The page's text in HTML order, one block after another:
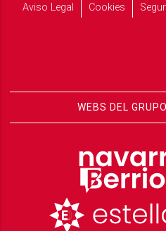
Aviso Legal
Cookies
WEBS DEL